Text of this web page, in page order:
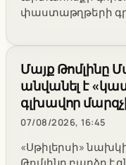
փաստաթղթերի
Մայք Թոմլինը
անվանել է
գլխավոր
07/08/2026, 16:45
«Սթիլերսի»